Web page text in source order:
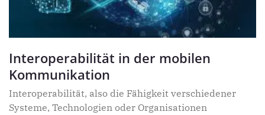
Interoperabilität in der mobilen
Kommunikation
Interoperabilität, also die Fähigkeit verschiedener
Systeme, Technologien oder Organisationen